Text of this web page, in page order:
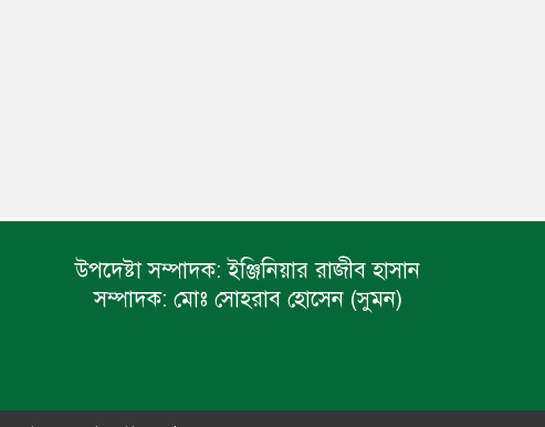
উপদেষ্টা সম্পাদক: ইঞ্জিনিয়ার রাজীব হাসান
সম্পাদক: মোঃ সোহরাব হোসেন (সুমন)